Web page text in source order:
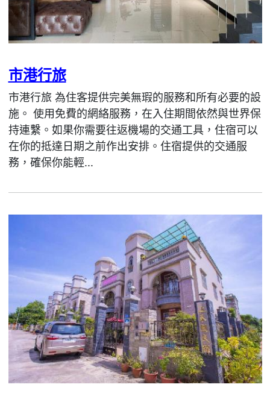
市港行旅
市港行旅 為住客提供完美無瑕的服務和所有必要的設
施。 使用免費的網絡服務，在入住期間依然與世界保
持連繫。如果你需要往返機場的交通工具，住宿可以
在你的抵達日期之前作出安排。住宿提供的交通服
務，確保你能輕...